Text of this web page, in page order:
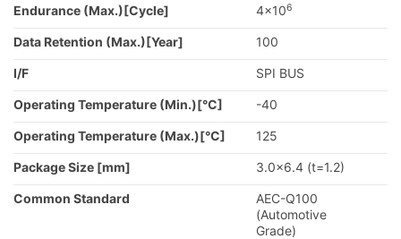
Endurance (Max.)[Cycle] 4x106
Data Retention (Max.)[Year] 100
I/F SPI BUS
Operating Temperature (Min.)[°C] -40
Operating Temperature (Max.)[°C] 125
Package Size [mm] 3.0x6.4 (t=1.2)
Common Standard
AEC-Q100
(Automotive
Grade)